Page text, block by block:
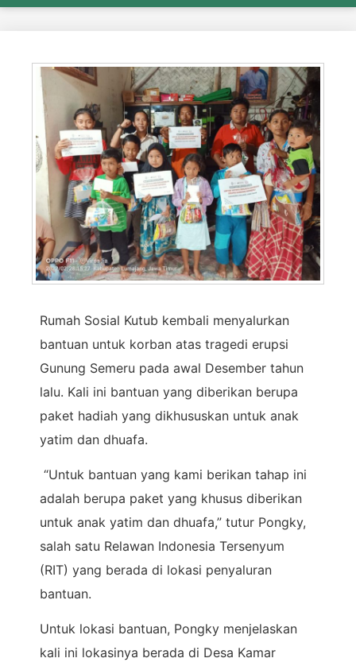
Rumah Sosial Kutub kembali menyalurkan
bantuan untuk korban atas tragedi erupsi
Gunung Semeru pada awal Desember tahun
lalu. Kali ini bantuan yang diberikan berupa
paket hadiah yang dikhususkan untuk anak
yatim dan dhuafa.
“Untuk bantuan yang kami berikan tahap ini
adalah berupa paket yang khusus diberikan
untuk anak yatim dan dhuafa,” tutur Pongky,
salah satu Relawan Indonesia Tersenyum
(RIT) yang berada di lokasi penyaluran
bantuan.
Untuk lokasi bantuan, Pongky menjelaskan
kali ini lokasinya berada di Desa Kamar